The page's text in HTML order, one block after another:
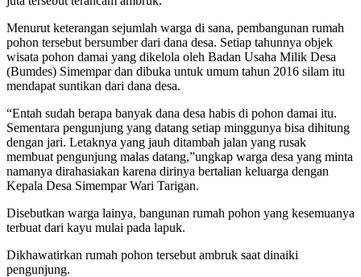
Menurut keterangan sejumlah warga di sana, pembangunan rumah
pohon tersebut bersumber dari dana desa. Setiap tahunnya objek
wisata pohon damai yang dikelola oleh Badan Usaha Milik Desa
(Bumdes) Simempar dan dibuka untuk umum tahun 2016 silam itu
mendapat suntikan dari dana desa.
“Entah sudah berapa banyak dana desa habis di pohon damai itu.
Sementara pengunjung yang datang setiap minggunya bisa dihitung
dengan jari. Letaknya yang jauh ditambah jalan yang rusak
membuat pengunjung malas datang,”ungkap warga desa yang minta
namanya dirahasiakan karena dirinya bertalian keluarga dengan
Kepala Desa Simempar Wari Tarigan.
Disebutkan warga lainya, bangunan rumah pohon yang kesemuanya
terbuat dari kayu mulai pada lapuk.
Dikhawatirkan rumah pohon tersebut ambruk saat dinaiki
pengunjung.